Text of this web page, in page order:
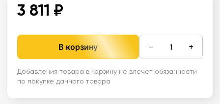
3 811 ₽
В корзину − +
Добавления товара в корзину не влечет обязанности
по покупке данного товара